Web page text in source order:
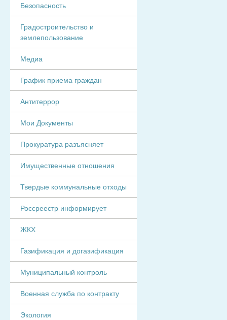
Безопасность
Градостроительство и
землепользование
Медиа
График приема граждан
Антитеррор
Мои Документы
Прокуратура разъясняет
Имущественные отношения
Твердые коммунальные отходы
Россреестр информирует
ЖКХ
Газификация и догазификация
Муниципальный контроль
Военная служба по контракту
Экология